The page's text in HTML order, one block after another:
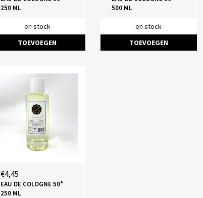
250 ML
en stock
TOEVOEGEN
500 ML
en stock
TOEVOEGEN
€4,45
EAU DE COLOGNE 50°
250 ML